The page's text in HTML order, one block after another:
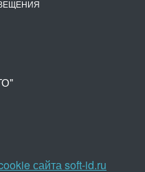
сайта soft-id.ru